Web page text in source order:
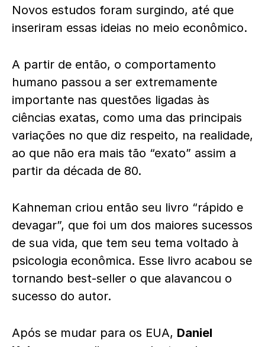
Novos estudos foram surgindo, até que
inseriram essas ideias no meio econômico.
A partir de então, o comportamento
humano passou a ser extremamente
importante nas questões ligadas às
ciências exatas, como uma das principais
variações no que diz respeito, na realidade,
ao que não era mais tão “exato” assim a
partir da década de 80.
Kahneman criou então seu livro “rápido e
devagar”, que foi um dos maiores sucessos
de sua vida, que tem seu tema voltado à
psicologia econômica. Esse livro acabou se
tornando best-seller o que alavancou o
sucesso do autor.
Após se mudar para os EUA, Daniel